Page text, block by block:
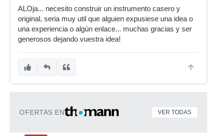
ALOja... necesito construir un instrumento casero y
original, seria muy util que alguien expusiese una idea o
una experiencia o algún enlace... muchas gracias y ser
generosos dejando vuestra idea!
OFERTAS EN VER TODAS